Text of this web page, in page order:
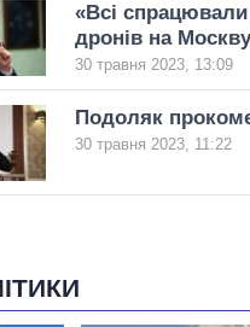
«Всі
дронів на Москву
30 травня 2023, 13:09
Подоляк
30 травня 2023, 11:22